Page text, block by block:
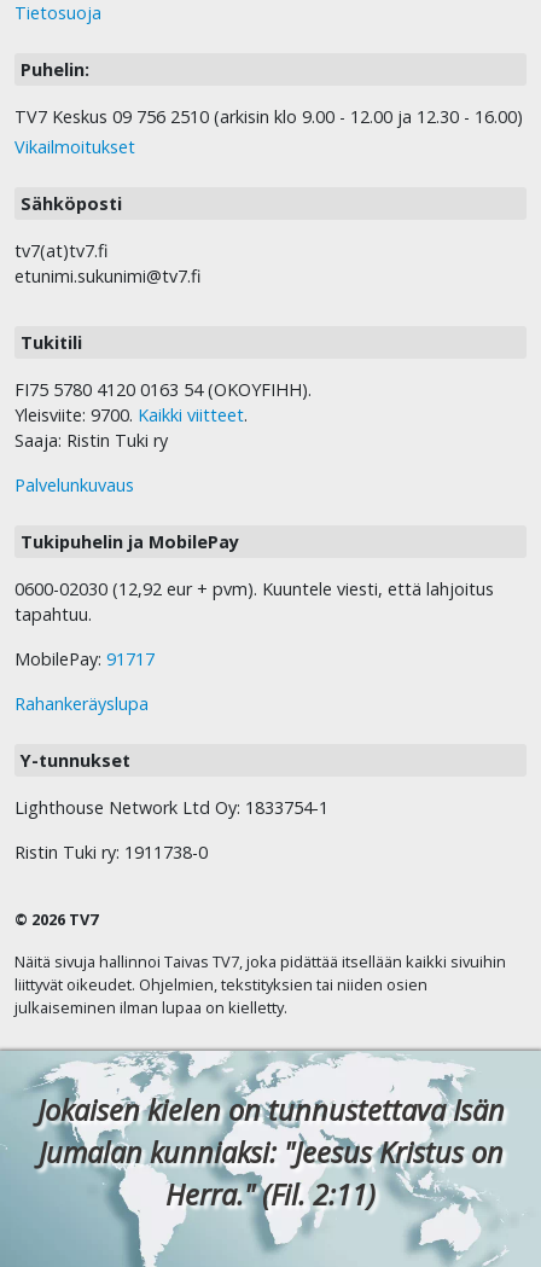
Tietosuoja
Puhelin:
TV7 Keskus 09 756 2510 (arkisin klo 9.00 - 12.00 ja 12.30 - 16.00)
Vikailmoitukset
Sähköposti
tv7(at)tv7.fi
etunimi.sukunimi@tv7.fi
Tukitili
FI75 5780 4120 0163 54 (OKOYFIHH).
Yleisviite: 9700. Kaikki viitteet.
Saaja: Ristin Tuki ry
Palvelunkuvaus
Tukipuhelin ja MobilePay
0600-02030 (12,92 eur + pvm). Kuuntele viesti, että lahjoitus
tapahtuu.
MobilePay: 91717
Rahankeräyslupa
Y-tunnukset
Lighthouse Network Ltd Oy: 1833754-1
Ristin Tuki ry: 1911738-0
© 2026 TV7
Näitä sivuja hallinnoi Taivas TV7, joka pidättää itsellään kaikki sivuihin
liittyvät oikeudet. Ohjelmien, tekstityksien tai niiden osien
julkaiseminen ilman lupaa on kielletty.
Jokaisen kielen on tunnustettava Isän
Jumalan kunniaksi: "Jeesus Kristus on
Herra." (Fil. 2:11)